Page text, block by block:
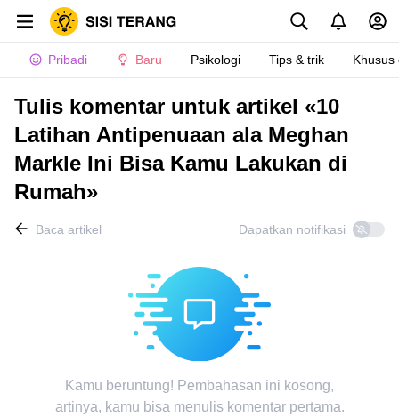
Pribadi Baru Psikologi Tips & trik Khusus
Tulis komentar untuk artikel «10
Latihan Antipenuaan ala Meghan
Markle Ini Bisa Kamu Lakukan di
Rumah»
Baca artikel Dapatkan notifikasi
Kamu beruntung! Pembahasan ini kosong,
artinya, kamu bisa menulis komentar pertama.